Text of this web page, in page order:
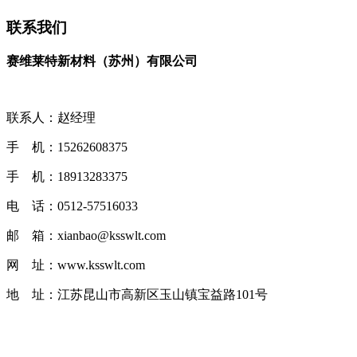
联系我们
赛维莱特新材料（苏州）有限公司
联系人：赵经理
手 机：15262608375
手 机：18913283375
电 话：0512-57516033
邮 箱：xianbao@ksswlt.com
网 址：www.ksswlt.com
地 址：江苏昆山市高新区玉山镇宝益路101号